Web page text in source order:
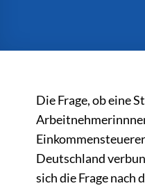
Die Frage, ob eine
Deutschland
sich die Frage